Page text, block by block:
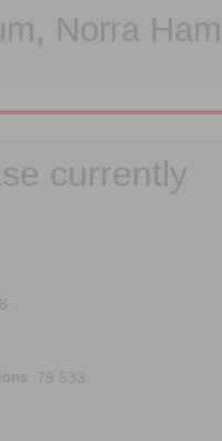
Norra
currently
79 533.